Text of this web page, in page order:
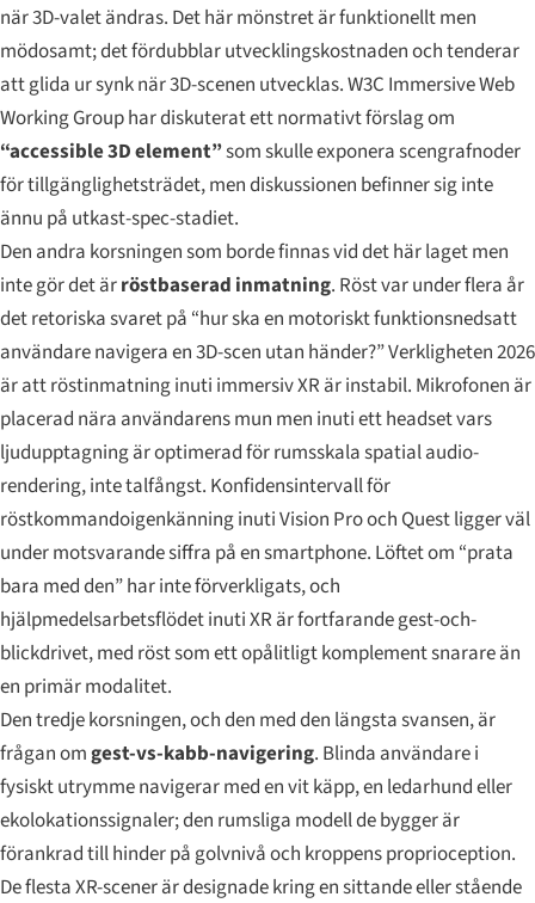
när 3D-valet ändras. Det här mönstret är funktionellt men
mödosamt; det fördubblar utvecklingskostnaden och tenderar
att glida ur synk när 3D-scenen utvecklas. W3C Immersive Web
Working Group har diskuterat ett normativt förslag om
“accessible 3D element”som skulle exponera scengrafnoder
för tillgänglighetsträdet, men diskussionen befinner sig inte
ännu på utkast-spec-stadiet.
Den andra korsningen som borde finnas vid det här laget men
inte gör det ärröstbaserad inmatning. Röst var under flera år
det retoriska svaret på “hur ska en motoriskt funktionsnedsatt
användare navigera en 3D-scen utan händer?” Verkligheten 2026
är att röstinmatning inuti immersiv XR är instabil. Mikrofonen är
placerad nära användarens mun men inuti ett headset vars
ljudupptagning är optimerad för rumsskala spatial audio-
rendering, inte talfångst. Konfidensintervall för
röstkommandoigenkänning inuti Vision Pro och Quest ligger väl
under motsvarande siffra på en smartphone. Löftet om “prata
bara med den” har inte förverkligats, och
hjälpmedelsarbetsflödet inuti XR är fortfarande gest-och-
blickdrivet, med röst som ett opålitligt komplement snarare än
en primär modalitet.
Den tredje korsningen, och den med den längsta svansen, är
frågan omgest-vs-kabb-navigering. Blinda användare i
fysiskt utrymme navigerar med en vit käpp, en ledarhund eller
ekolokationssignaler; den rumsliga modell de bygger är
förankrad till hinder på golvnivå och kroppens proprioception.
De flesta XR-scener är designade kring en sittande eller stående